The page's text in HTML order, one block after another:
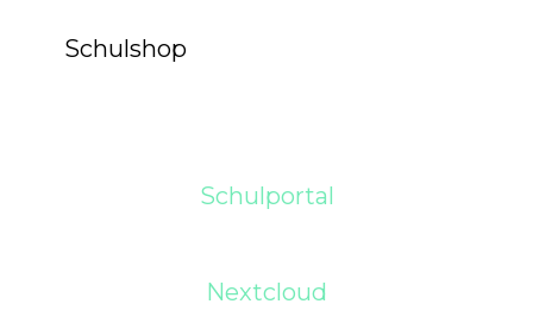
Schulshop
Schulportal
Nextcloud